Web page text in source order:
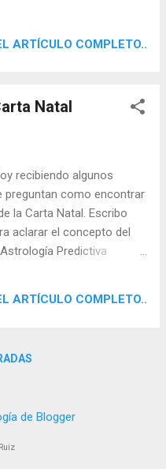
ARTÍCULO COMPLETO..
Natal
recibiendo algunos
preguntan como encontrar
la Carta Natal. Escribo
aclarar el concepto del
Predictiva
el análisis de las fuerzas
ha ido simplificando. En
digamos que
ARTÍCULO COMPLETO..
de Blogger